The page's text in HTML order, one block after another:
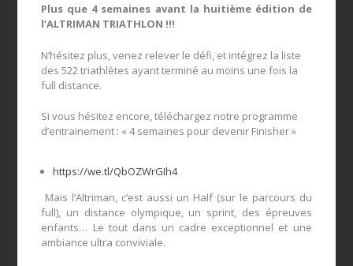
Plus que 4 semaines avant la huitième édition de
l’ALTRIMAN TRIATHLON !!!
N’hésitez plus, venez relever le défi, et intégrez la liste
des 522 triathlètes ayant terminé au moins une fois la
full distance.
Si vous hésitez encore, téléchargez notre programme
d’entrainement : « 4 semaines pour devenir Finisher »
https://we.tl/QbOZWrGIh4
Mais l’Altriman, c’est aussi un Half (sur le parcours du
full), un distance olympique, un sprint, des épreuves
enfants… Le tout dans un cadre exceptionnel et une
ambiance ultra conviviale.